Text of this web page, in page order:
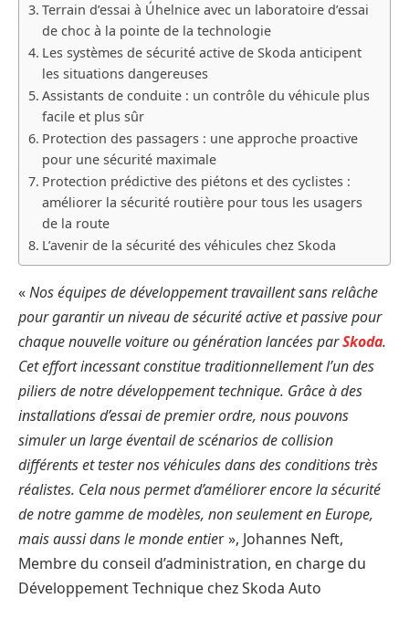
Terrain d’essai à Úhelnice avec un laboratoire d’essai
de choc à la pointe de la technologie
Les systèmes de sécurité active de Skoda anticipent
les situations dangereuses
Assistants de conduite : un contrôle du véhicule plus
facile et plus sûr
Protection des passagers : une approche proactive
pour une sécurité maximale
Protection prédictive des piétons et des cyclistes :
améliorer la sécurité routière pour tous les usagers
de la route
L’avenir de la sécurité des véhicules chez Skoda
«Nos équipes de développement travaillent sans relâche
pour garantir un niveau de sécurité active et passive pour
chaque nouvelle voiture ou génération lancées parSkoda.
Cet effort incessant constitue traditionnellement l’un des
piliers de notre développement technique. Grâce à des
installations d’essai de premier ordre, nous pouvons
simuler un large éventail de scénarios de collision
différents et tester nos véhicules dans des conditions très
réalistes. Cela nous permet d’améliorer encore la sécurité
de notre gamme de modèles, non seulement en Europe,
mais aussi dans le monde entier », Johannes Neft,
Membre du conseil d’administration, en charge du
Développement Technique chez Skoda Auto